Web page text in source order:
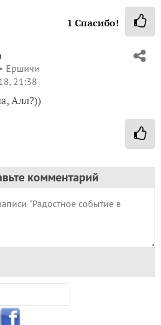
1 Спасибо!
Ершичи
21:38
Алл?))
комментарий